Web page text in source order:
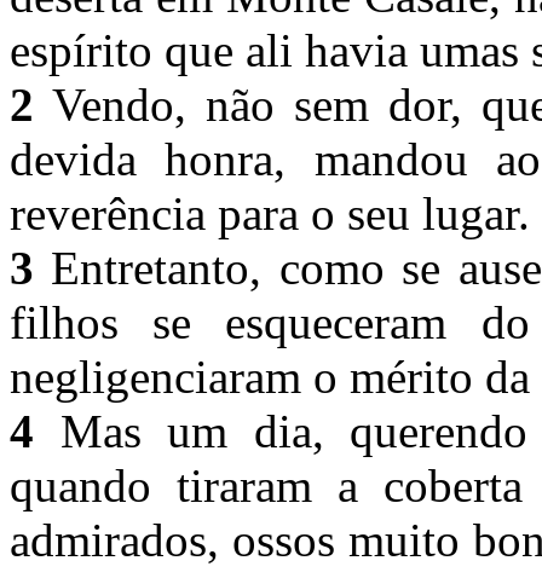
espírito que ali havia umas
2 Vendo, não sem dor,
devida honra, mandou
reverência para o seu lugar.
3 Entretanto, como se
filhos se esqueceram
negligenciaram o mérito
4 Mas um dia, querendo
quando tiraram a
admirados, ossos muito